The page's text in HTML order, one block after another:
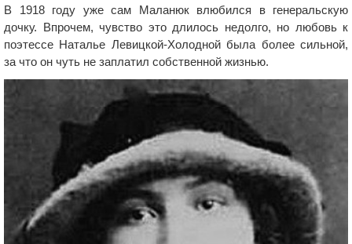
В 1918 году уже сам Маланюк влюбился в генеральскую
дочку. Впрочем, чувство это длилось недолго, но любовь к
поэтессе Наталье Левицкой-Холодной была более сильной,
за что он чуть не заплатил собственной жизнью.